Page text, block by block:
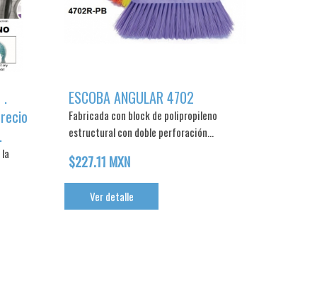
.
ESCOBA ANGULAR 4702
Fabricada con block de polipropileno
estructural con doble perforación...
$227.11 MXN
Ver detalle